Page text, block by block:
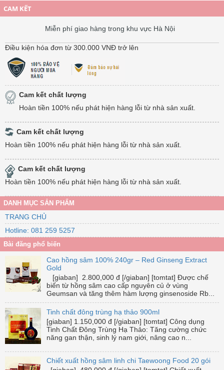
CAM KẾT
Miễn phí giao hàng trong khu vực Hà Nội
Điều kiện hóa đơn từ 300.000 VNĐ trở lên
Cam kết chất lượng
Hoàn tiền 100% nếu phát hiện hàng lỗi từ nhà sản xuất.
Cam kết chất lượng
Hoàn tiền 100% nếu phát hiện hàng lỗi từ nhà sản xuất.
Cam kết chất lượng
Hoàn tiền 100% nếu phát hiện hàng lỗi từ nhà sản xuất.
DANH MỤC SẢN PHẨM
TRANG CHỦ
Hotline: 081 259 5257
Bài đăng phổ biến
Cao hồng sâm 100% 240gr – Red Ginseng Extract
Gold
[giaban] 2.800,000 đ [/giaban] [tomtat] Được chế
biến từ hồng sâm cao cấp nguyên củ ở vùng
Geumsan và tăng thêm hàm lượng ginsenoside Rb...
Tinh chất đông trùng hạ thảo 900ml
[giaban] 1.150,000 đ [/giaban] [tomtat] Công dụng
Tinh Chất Đông Trùng Hạ Thảo: Tăng cường chức
năng gan thận, sinh lý nam giới, nâng cao n...
Chiết xuất hồng sâm linh chi Taewoong Food 20 gói